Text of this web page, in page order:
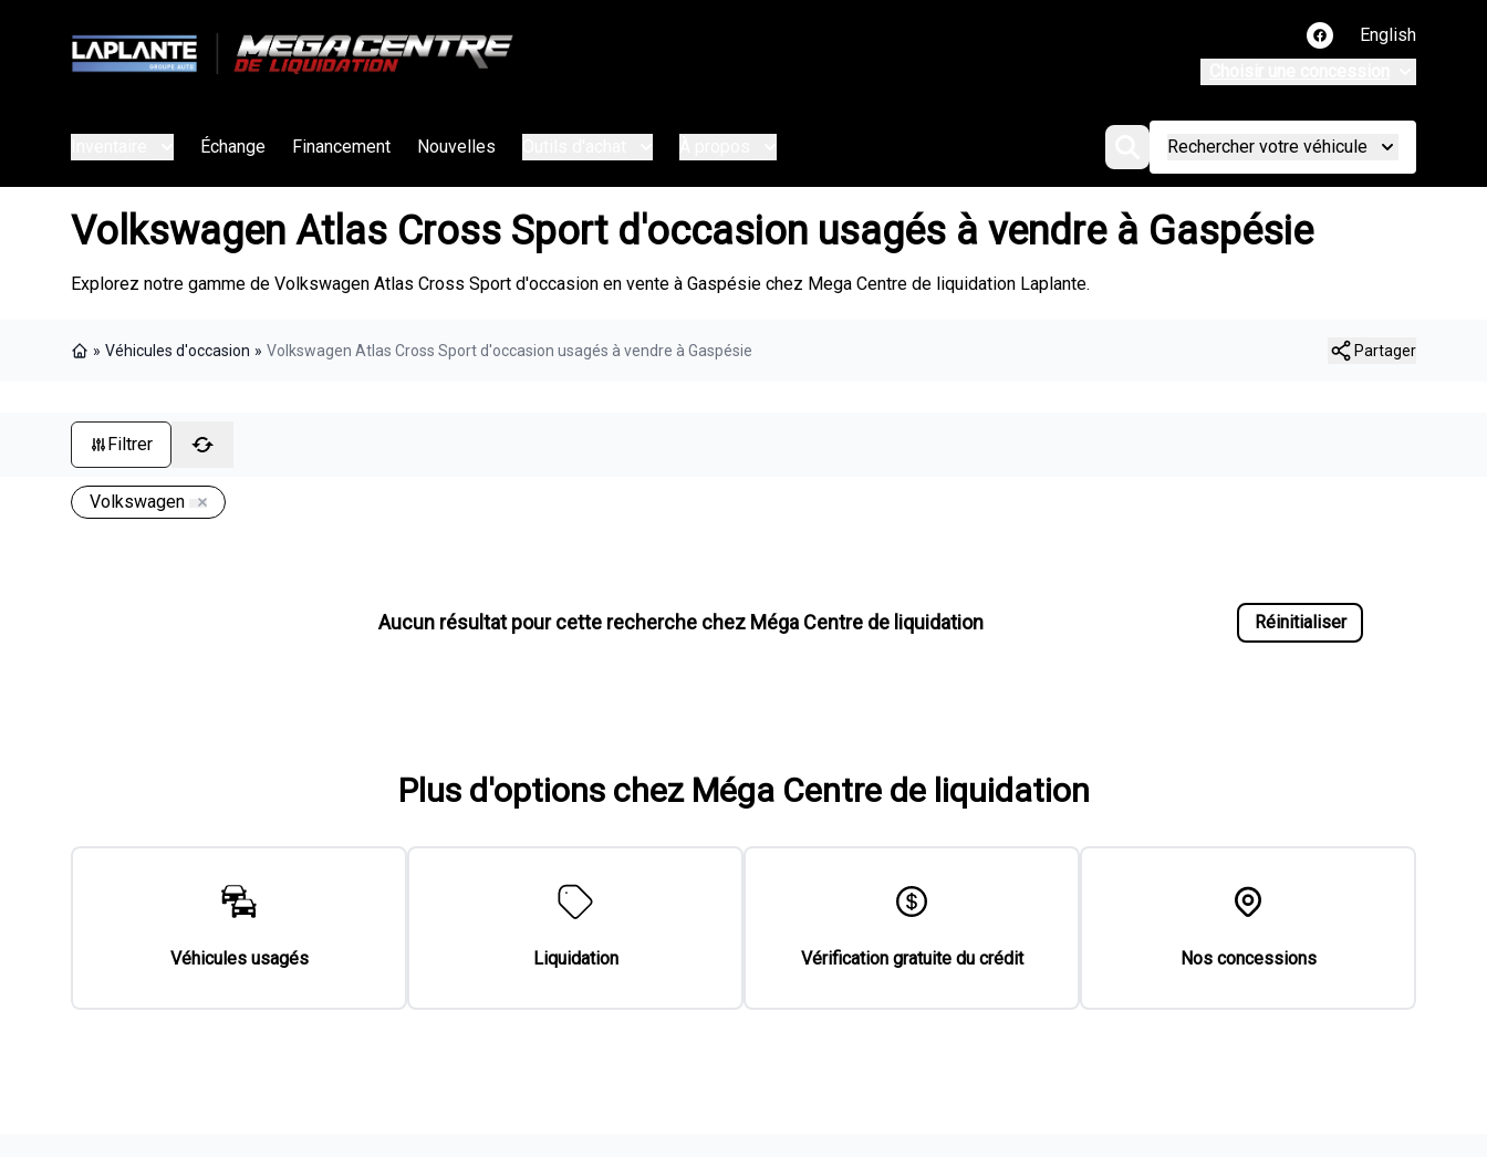
Lien vers notre page
English
Échange Financement Nouvelles Rechercher votre véhicule
Volkswagen Atlas Cross Sport d'occasion usagés à vendre à Gaspésie
Explorez notre gamme de Volkswagen Atlas Cross Sport d'occasion en vente à Gaspésie chez Mega Centre de liquidation Laplante.
» Véhicules d'occasion » Volkswagen Atlas Cross Sport d'occasion usagés à vendre à Gaspésie Partager
Filtrer
Volkswagen
Aucun résultat pour cette recherche chez Méga Centre de liquidation Réinitialiser
Plus d'options chez Méga Centre de liquidation
Véhicules usagés Liquidation Vérification gratuite du crédit Nos concessions